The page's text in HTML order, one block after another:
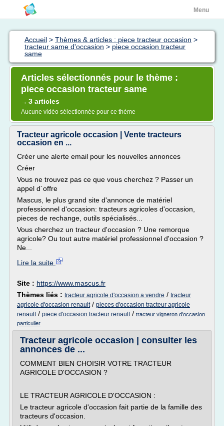
Menu
Accueil > Thèmes & articles : piece tracteur occasion >
tracteur same d'occasion > piece occasion tracteur
same
Articles sélectionnés pour le thème :
piece occasion tracteur same
→ 3 articles
Aucune vidéo sélectionnée pour ce thème
Tracteur agricole occasion | Vente tracteurs
occasion en ...
Créer une alerte email pour les nouvelles annonces
Créer
Vous ne trouvez pas ce que vous cherchez ? Passer un
appel d´offre
Mascus, le plus grand site d'annonce de matériel
professionnel d'occasion: tracteurs agricoles d'occasion,
pieces de rechange, outils spécialisés...
Vous cherchez un tracteur d'occasion ? Une remorque
agricole? Ou tout autre matériel professionnel d'occasion ?
Ne...
Lire la suite
Site : https://www.mascus.fr
Thèmes liés : tracteur agricole d'occasion a vendre / tracteur
agricole d'occasion renault/ pieces d'occasion tracteur agricole
renault/ piece d'occasion tracteur renault/ tracteur vigneron d'occasion
particulier
Tracteur agricole occasion | consulter les
annonces de ...
COMMENT BIEN CHOISIR VOTRE TRACTEUR
AGRICOLE D'OCCASION ?
LE TRACTEUR AGRICOLE D'OCCASION :
Le tracteur agricole d'occasion fait partie de la famille des
tracteurs d'occasion.